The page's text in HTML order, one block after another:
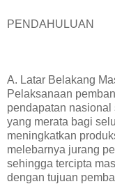
PENDAHULUAN
A. Latar Belakang
Pelaksanaan
pendapatan
yang merata bagi
meningkatkan
melebarnya jurang
sehingga tercipta
dengan tujuan